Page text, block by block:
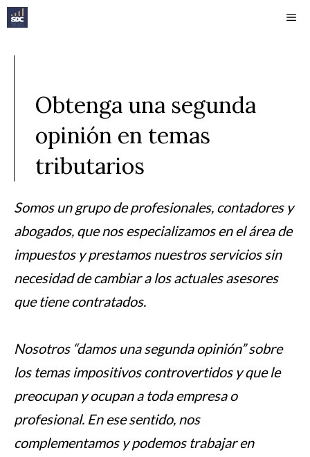
Saltar
al
Obtenga una segunda
opinión en temas
tributarios
Somos un grupo de profesionales, contadores y
abogados, que nos especializamos en el área de
impuestos y prestamos nuestros servicios sin
necesidad de cambiar a los actuales asesores
que tiene contratados.
Nosotros “damos una segunda opinión” sobre
los temas impositivos controvertidos y que le
preocupan y ocupan a toda empresa o
profesional. En ese sentido, nos
complementamos y podemos trabajar en